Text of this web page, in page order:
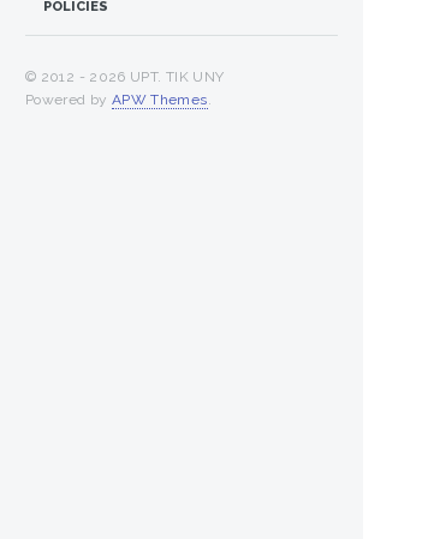
POLICIES
© 2012 - 2026 UPT. TIK UNY
Powered by APW Themes